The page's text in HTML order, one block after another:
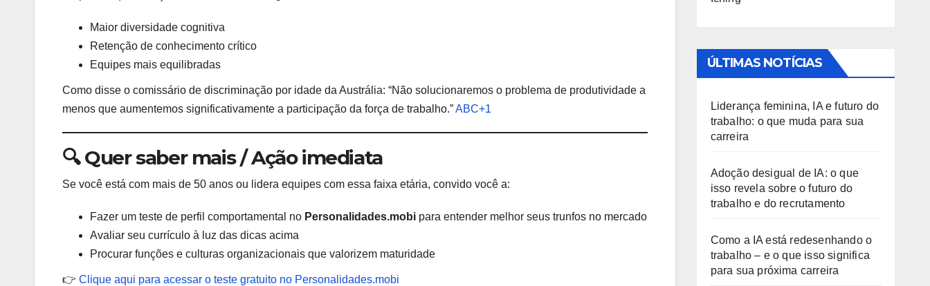
Maior diversidade cognitiva
Retenção de conhecimento crítico
Equipes mais equilibradas
Como disse o comissário de discriminação por idade da Austrália: “Não solucionaremos o problema de produtividade a
menos que aumentemos significativamente a participação da força de trabalho.”ABC+1
🔍 Quer saber mais / Ação imediata
Se você está com mais de 50 anos ou lidera equipes com essa faixa etária, convido você a:
Fazer um teste de perfil comportamental no Personalidades.mobi para entender melhor seus trunfos no mercado
Avaliar seu currículo à luz das dicas acima
Procurar funções e culturas organizacionais que valorizem maturidade
👉 Clique aqui para acessar o teste gratuito no Personalidades.mobi
ÚLTIMAS NOTÍCIAS
Liderança feminina, IA e futuro do
trabalho: o que muda para sua
carreira
Adoção desigual de IA: o que
isso revela sobre o futuro do
trabalho e do recrutamento
Como a IA está redesenhando o
trabalho – e o que isso significa
para sua próxima carreira